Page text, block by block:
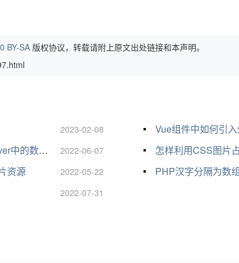
BY-SA 版权协议，转载请附上原文出处链接和本声明。
2023-02-08 Vue组件中如何引
2022-06-07
公式算法 怎样利用CSS图片占位实
2022-05-22
资源 PHP汉字分隔为数组
2022-07-31